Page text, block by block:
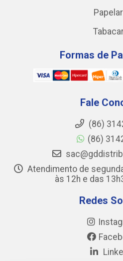
Formas de
Fale
(86)
(86)
Atendimento de
às 12h e das
Redes